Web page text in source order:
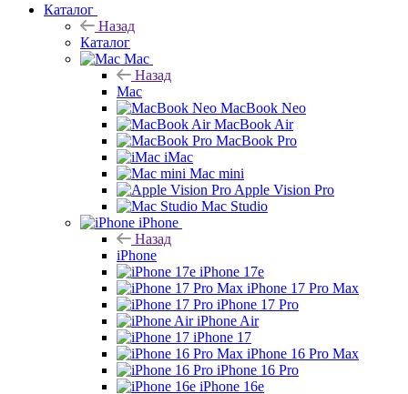
Каталог
Назад
Каталог
Mac
Назад
Mac
MacBook Neo
MacBook Air
MacBook Pro
iMac
Mac mini
Apple Vision Pro
Mac Studio
iPhone
Назад
iPhone
iPhone 17e
iPhone 17 Pro Max
iPhone 17 Pro
iPhone Air
iPhone 17
iPhone 16 Pro Max
iPhone 16 Pro
iPhone 16e